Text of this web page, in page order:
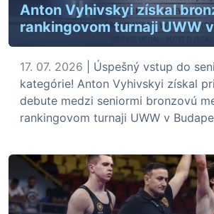
Anton Vyhivskyi získal
rankingovom turnaji UWW
17. 07. 2026 | Úspešný vstup do
kategórie! Anton Vyhivskyi získal
debute medzi seniormi bronzovú
rankingovom turnaji UWW v